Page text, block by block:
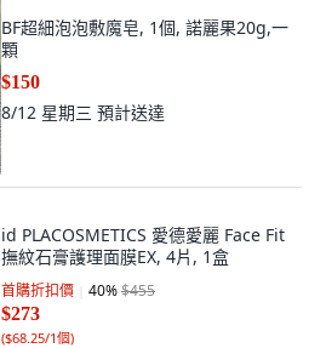
BF超細泡泡敷魔皂, 1個, 諾麗果20g,一
顆
$150
8/12 星期三 預計送達
id PLACOSMETICS 愛德愛麗 Face Fit
撫紋石膏護理面膜EX, 4片, 1盒
首購折扣價 40%$455
$273
($68.25/1個)